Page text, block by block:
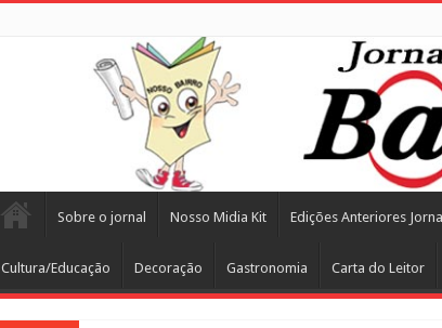
Sobre o jornal Nosso Midia Kit Edições Anteriores Jornal
Cultura/Educação Decoração Gastronomia Carta do Leitor